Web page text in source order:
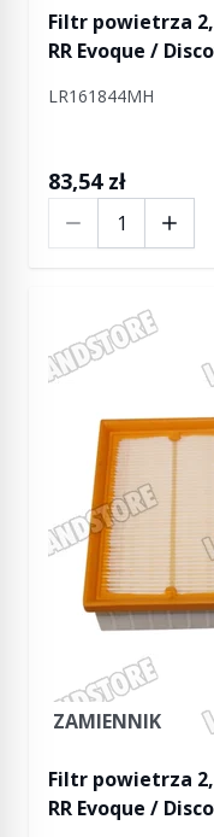
Filtr powietrza
RR Evoque /
LR161844MH
83,54 zł
ZAMIENNIK
Filtr powietrza
RR Evoque /